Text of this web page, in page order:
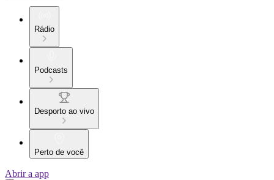
Rádio
Podcasts
Desporto ao vivo
Perto de você
Abrir a app